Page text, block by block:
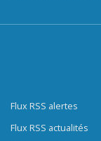
Flux RSS alertes
Flux RSS actualités